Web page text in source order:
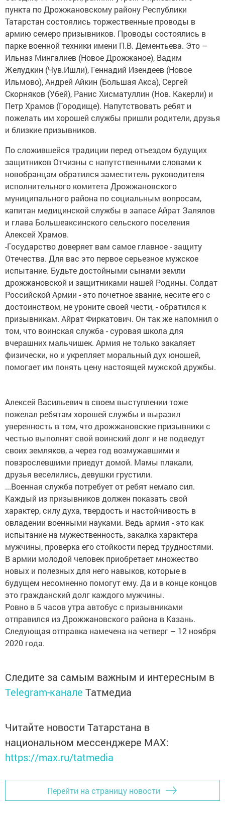
пункта по Дрожжановскому району Республики
Татарстан состоялись торжественные проводы в
армию семеро призывников. Проводы состоялись в
парке военной техники имени П.В. Дементьева. Это –
Ильназ Мингалиев (Новое Дрожжаное), Вадим
Желудкин (Чув.Ишли), Геннадий Изендеев (Новое
Ильмово), Андрей Айкин (Большая Акса), Сергей
Скорняков (Убей), Ранис Хисматуллин (Нов. Какерли) и
Петр Храмов (Городище). Напутствовать ребят и
пожелать им хорошей службы пришли родители, друзья
и близкие призывников.
По сложившейся традиции перед отъездом будущих
защитников Отчизны с напутственными словами к
новобранцам обратился заместитель руководителя
исполнительного комитета Дрожжановского
муниципального района по социальным вопросам,
капитан медицинской службы в запасе Айрат Залялов
и глава Большеаксинского сельского поселения
Алексей Храмов.
-Государство доверяет вам самое главное - защиту
Отечества. Для вас это первое серьезное мужское
испытание. Будьте достойными сынами земли
дрожжановской и защитниками нашей Родины. Солдат
Российской Армии - это почетное звание, несите его с
достоинством, не уроните своей чести, - обратился к
призывникам. Айрат Фиркатович. Он так же напомнил о
том, что воинская служба - суровая школа для
вчерашних мальчишек. Армия не только закаляет
физически, но и укрепляет моральный дух юношей,
помогает им понять цену настоящей мужской дружбы.
Алексей Васильевич в своем выступлении тоже
пожелал ребятам хорошей службы и выразил
уверенность в том, что дрожжановские призывники с
честью выполнят свой воинский долг и не подведут
своих земляков, а через год возмужавшими и
повзрослевшими приедут домой. Мамы плакали,
друзья веселились, девушки грустили.
...Военная служба потребует от ребят немало сил.
Каждый из призывников должен показать свой
характер, силу духа, твердость и настойчивость в
овладении военными науками. Ведь армия - это как
испытание на мужественность, закалка характера
мужчины, проверка его стойкости перед трудностями.
В армии молодой человек приобретает множество
новых и полезных для него навыков, которые в
будущем несомненно помогут ему. Да и в конце концов
это гражданский долг каждого мужчины.
Ровно в 5 часов утра автобус с призывниками
отправился из Дрожжановского района в Казань.
Следующая отправка намечена на четверг – 12 ноября
2020 года.
Следите за самым важным и интересным в
Telegram-канале Татмедиа
Читайте новости Татарстана в
национальном мессенджере MАХ:
https://max.ru/tatmedia
Перейти на страницу новости